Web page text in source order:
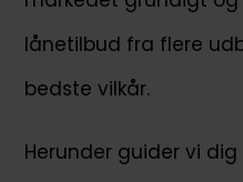
lånetilbud fra flere
bedste vilkår.
Herunder guider vi